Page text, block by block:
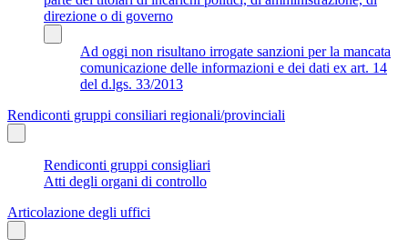
direzione o di governo
Ad oggi non risultano irrogate sanzioni per la mancata
comunicazione delle informazioni e dei dati ex art. 14
del d.lgs. 33/2013
Rendiconti gruppi consiliari regionali/provinciali
Rendiconti gruppi consigliari
Atti degli organi di controllo
Articolazione degli uffici